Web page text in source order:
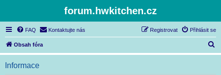
forum.hwkitchen.cz
FAQ Kontaktujte nás Přihlásit se
Registrovat
Obsah fóra
l
Informace